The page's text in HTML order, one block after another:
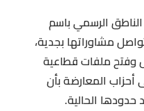
الرسمي باسم
مشاوراتها بجدية،
وفتح ملفات قطاعية
المعارضة بأن
الحالية.